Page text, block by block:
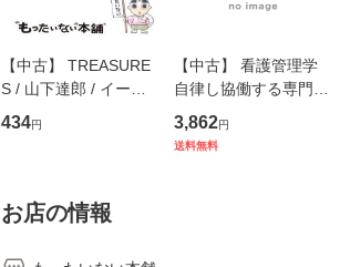
【中古】 TREASURE
S / 山下達郎 / イース
トウエスト・ジャパン
[CD]【メール便送料無
434円
【中古】 看護管理学
自律し協働する専門職
の看護マネジメントス
キル 改訂第3版 (看護
3,862円
送料無料
お店の情報